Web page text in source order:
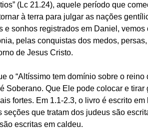
(Lc 21.24), aquele período que
à terra para julgar as nações
sonhos registrados em Daniel, vemos
pelas conquistas dos medos,
de Jesus Cristo.
o “Altíssimo tem domínio sobre o reino
Soberano. Que Ele pode colocar e tirar
fortes. Em 1.1-2.3, o livro é escrito em
que tratam dos judeus são
escritas em caldeu.